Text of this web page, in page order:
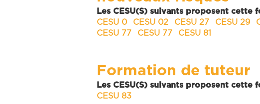
Les CESU(S) suivants proposent cette
CESU 0
CESU 02 CESU 27 CESU 29
CESU 77
CESU 77 CESU 81
Formation de tuteur
Les CESU(S) suivants proposent cette
CESU 83